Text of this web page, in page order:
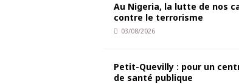
Au Nigeria, la lutte de nos
contre le terrorisme
03/08/2026
Petit-Quevilly : pour un
de santé publique